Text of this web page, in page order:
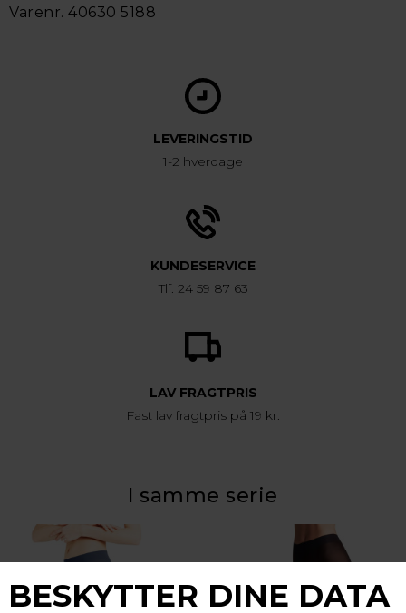
Varenr. 40630 5188
LEVERINGSTID
1-2 hverdage
KUNDESERVICE
Tlf. 24 59 87 63
LAV FRAGTPRIS
Fast lav fragtpris på 19 kr.
I samme serie